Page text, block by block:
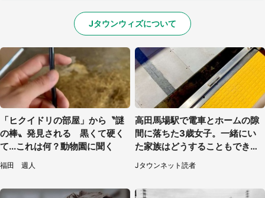
Jタウンウィズについて
「ヒクイドリの部屋」から〝謎
の棒〟発見される 黒くて硬く
て...これは何？動物園に聞く
福田 週人
高田馬場駅で電車とホームの隙
間に落ちた3歳女子。一緒にい
た家族はどうすることもできな
くて...（埼玉県・50代女性）
Jタウンネット読者